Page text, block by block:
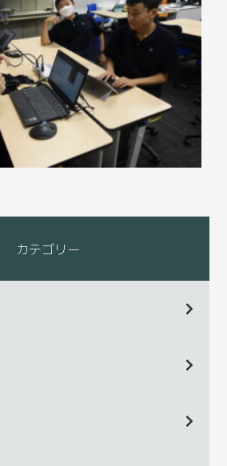
カテゴリー